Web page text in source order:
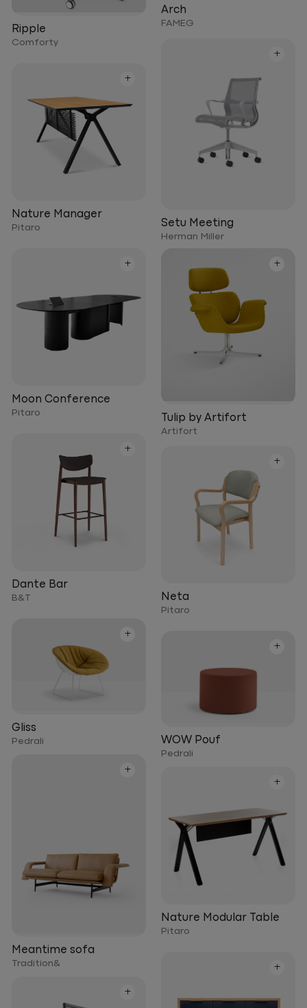
Arch
FAMEG
Ripple
Comforty
+
Setu Meeting
Herman Miller
+
Nature Manager
Pitaro
+
Tulip by Artifort
Artifort
+
Moon Conference
Pitaro
+
Dante Bar
B&T
+
Neta
Pitaro
+
Gliss
Pedrali
+
WOW Pouf
Pedrali
+
Meantime sofa
Tradition&
+
Nature Modular Table
Pitaro
+
+